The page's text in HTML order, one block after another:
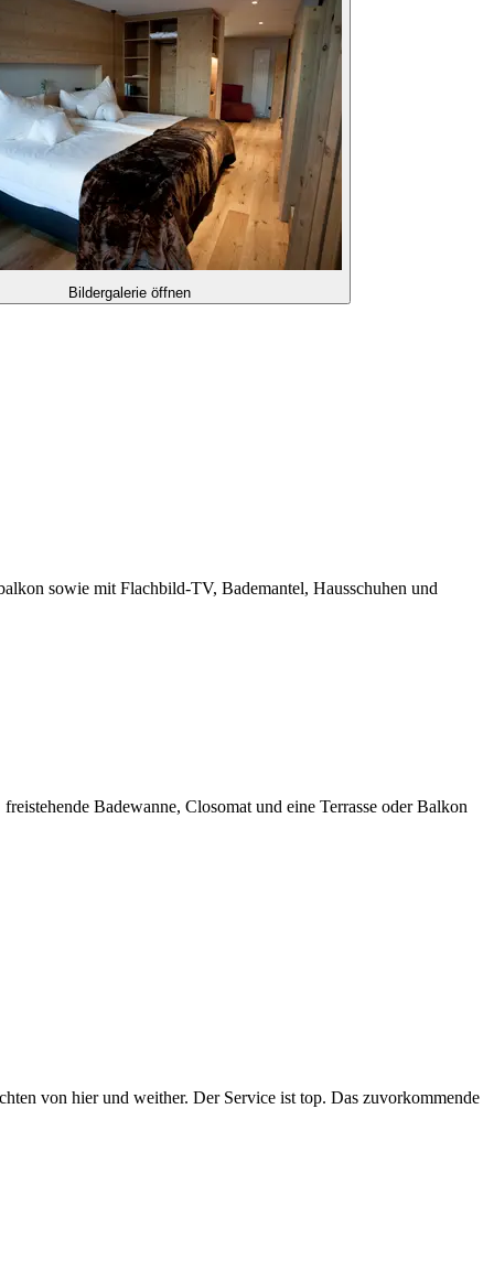
Bildergalerie öffnen
sowie mit Flachbild-TV, Bademantel, Hausschuhen und
Badewanne, Closomat und eine Terrasse oder Balkon
von hier und weither. Der Service ist top. Das zuvorkommende